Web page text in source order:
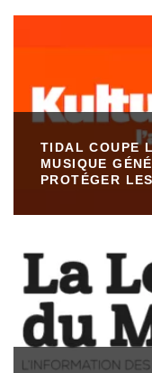
TIDAL COUPE
MUSIQUE
PROTÉGER